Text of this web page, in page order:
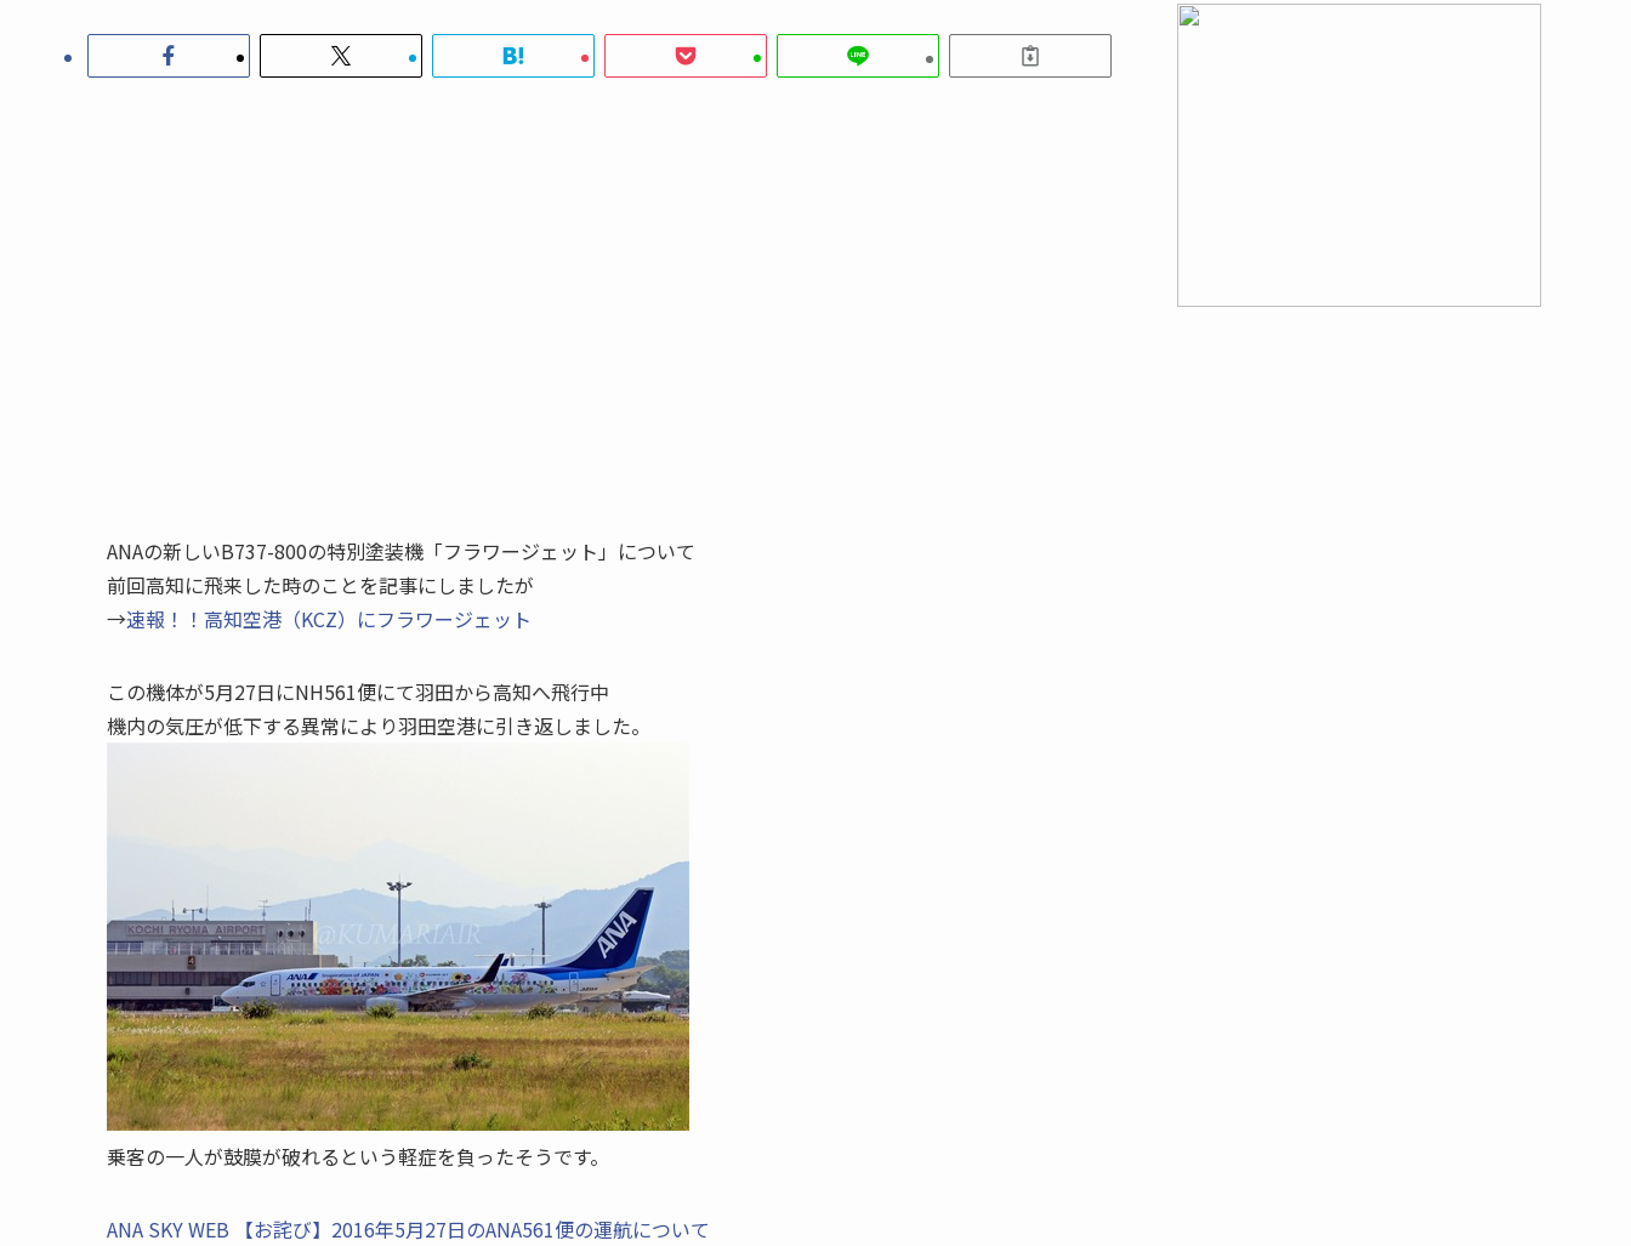
ANAの新しいB737-800の特別塗装機「フラワージェット」について
前回高知に飛来した時のことを記事にしましたが
→速報！！高知空港（KCZ）にフラワージェット
この機体が5月27日にNH561便にて羽田から高知へ飛行中
機内の気圧が低下する異常により羽田空港に引き返しました。
乗客の一人が鼓膜が破れるという軽症を負ったそうです。
ANA SKY WEB 【お詫び】2016年5月27日のANA561便の運航について